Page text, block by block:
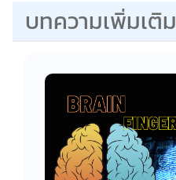
บทความเพิ่มเติม